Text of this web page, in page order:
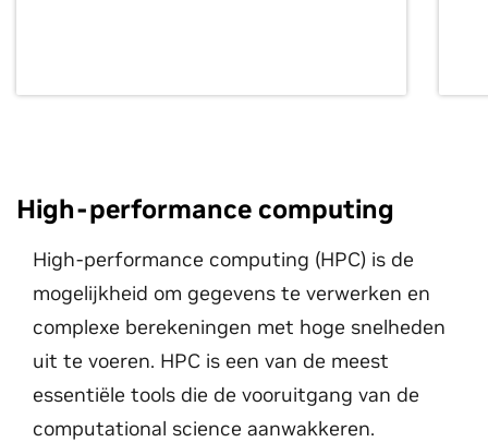
High-performance computing
High-performance computing (HPC) is de
mogelijkheid om gegevens te verwerken en
complexe berekeningen met hoge snelheden
uit te voeren. HPC is een van de meest
essentiële tools die de vooruitgang van de
computational science aanwakkeren.